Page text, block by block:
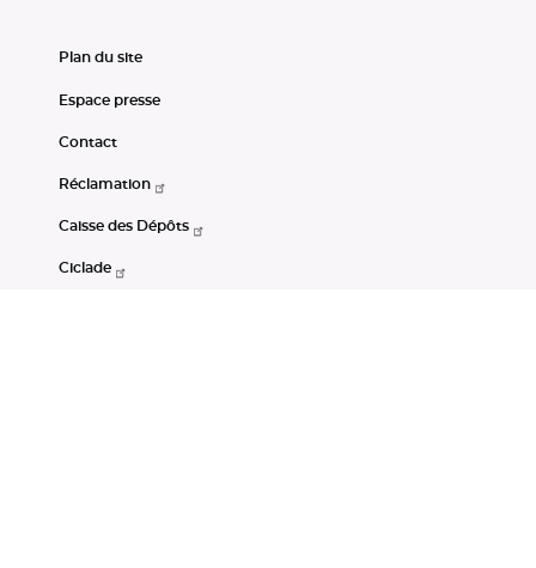
Plan du site
Espace presse
Contact
Réclamation
Caisse des Dépôts
Ciclade